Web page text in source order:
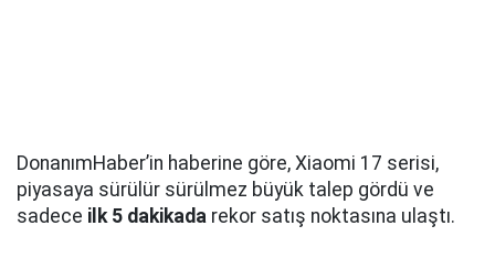
DonanımHaber’in haberine göre, Xiaomi 17 serisi,
piyasaya sürülür sürülmez büyük talep gördü ve
sadece ilk 5 dakikada rekor satış noktasına ulaştı.